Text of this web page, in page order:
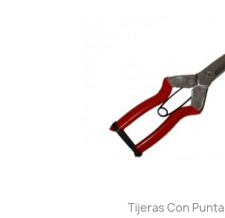
Tijeras Con Punta